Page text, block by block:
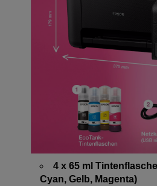
4 x 65 ml
Cyan, Gelb, Magenta)